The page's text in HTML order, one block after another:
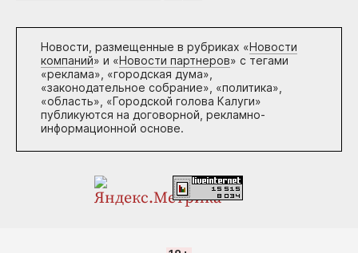
Новости, размещенные в рубриках «Новости
компаний» и «Новости партнеров» с тегами
«реклама», «городская дума»,
«законодательное собрание», «политика»,
«область», «Городской голова Калуги»
публикуются на договорной, рекламно-
информационной основе.